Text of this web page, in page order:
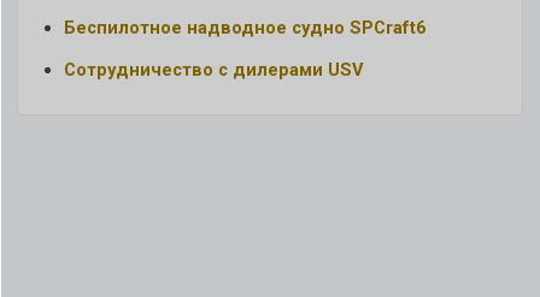
Беспилотное надводное судно SPCraft6
Сотрудничество с дилерами USV